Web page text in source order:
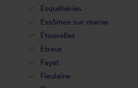
Esquéhéries
Essômes-sur-marne
Étouvelles
Etreux
Fayet
Fieulaine